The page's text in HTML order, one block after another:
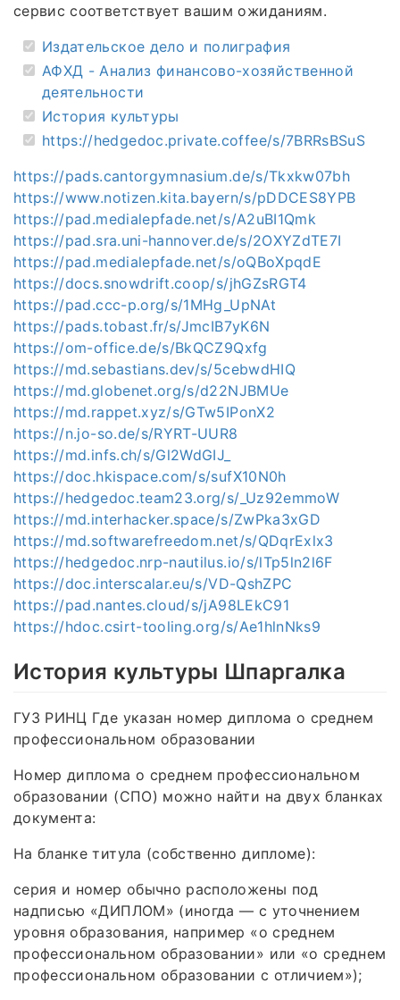
сервис соответствует вашим ожиданиям.
Издательское дело и полиграфия
АФХД - Анализ финансово-хозяйственной
деятельности
История культуры
https://hedgedoc.private.coffee/s/7BRRsBSuS
https://pads.cantorgymnasium.de/s/Tkxkw07bh
https://www.notizen.kita.bayern/s/pDDCES8YPB
https://pad.medialepfade.net/s/A2uBI1Qmk
https://pad.sra.uni-hannover.de/s/2OXYZdTE7I
https://pad.medialepfade.net/s/oQBoXpqdE
https://docs.snowdrift.coop/s/jhGZsRGT4
https://pad.ccc-p.org/s/1MHg_UpNAt
https://pads.tobast.fr/s/JmcIB7yK6N
https://om-office.de/s/BkQCZ9Qxfg
https://md.sebastians.dev/s/5cebwdHIQ
https://md.globenet.org/s/d22NJBMUe
https://md.rappet.xyz/s/GTw5IPonX2
https://n.jo-so.de/s/RYRT-UUR8
https://md.infs.ch/s/Gl2WdGIJ_
https://doc.hkispace.com/s/sufX10N0h
https://hedgedoc.team23.org/s/_Uz92emmoW
https://md.interhacker.space/s/ZwPka3xGD
https://md.softwarefreedom.net/s/QDqrExlx3
https://hedgedoc.nrp-nautilus.io/s/lTp5ln2l6F
https://doc.interscalar.eu/s/VD-QshZPC
https://pad.nantes.cloud/s/jA98LEkC91
https://hdoc.csirt-tooling.org/s/Ae1hlnNks9
История культуры Шпаргалка
ГУЗ РИНЦ Где указан номер диплома о среднем
профессиональном образовании
Номер диплома о среднем профессиональном
образовании (СПО) можно найти на двух бланках
документа:
На бланке титула (собственно дипломе):
серия и номер обычно расположены под
надписью «ДИПЛОМ» (иногда — с уточнением
уровня образования, например «о среднем
профессиональном образовании» или «о среднем
профессиональном образовании с отличием»);